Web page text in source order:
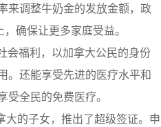
来调整牛奶金的发放金额，政
确保让更多家庭受益。
会福利，以加拿大公民的身份
。还能享受先进的医疗水平和
全民的免费医疗。
的子女，推出了超级签证。申